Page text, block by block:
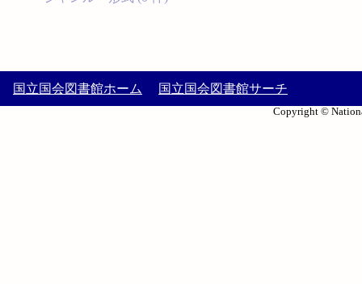
国立国会図書館ホーム 国立国会図書館サーチ
Copyright ©